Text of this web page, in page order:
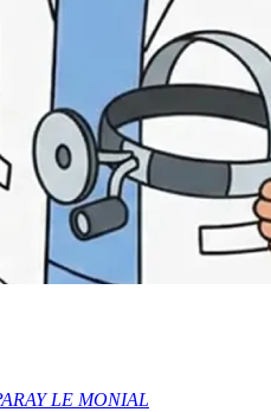
LE MONIAL